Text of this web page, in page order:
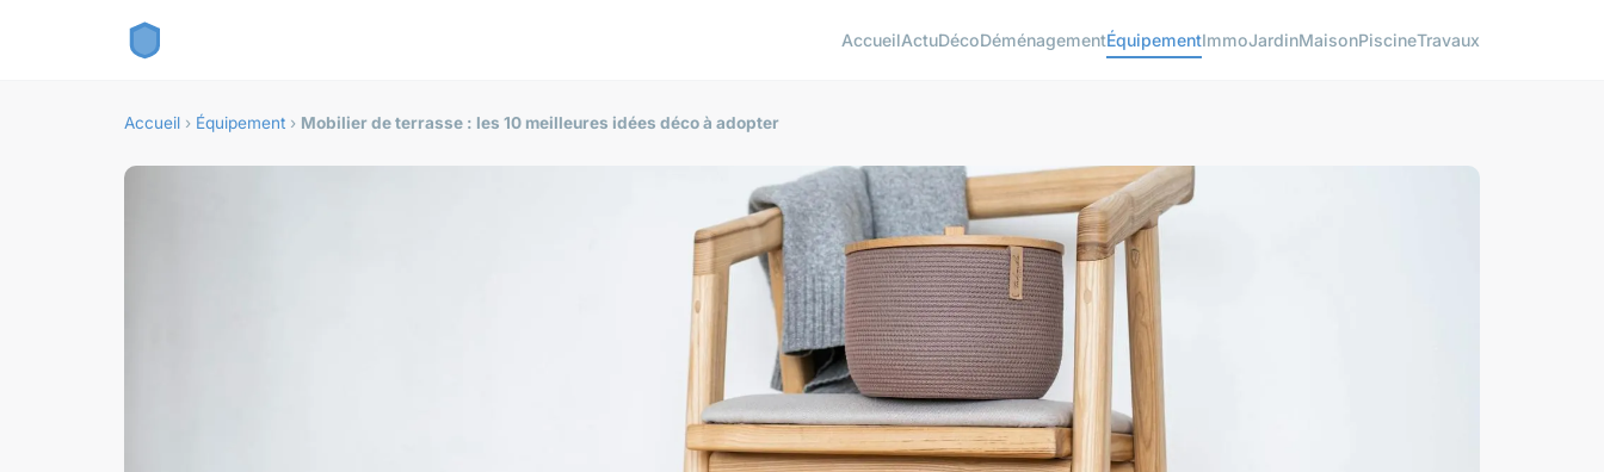
AccueilActuDécoDéménagementÉquipementImmoJardinMaisonPiscineTravaux
Accueil › Équipement › Mobilier de terrasse : les 10 meilleures idées déco à adopter